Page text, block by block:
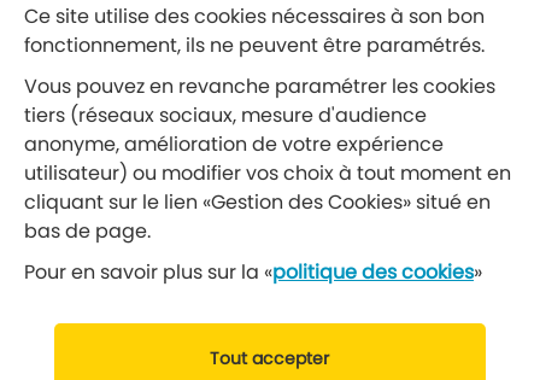
Réseaux sociaux
Suivez-nous
Retrouvez nous sur Facebook
Ce site utilise des cookies nécessaires à son bon
fonctionnement, ils ne peuvent être paramétrés.
Vous pouvez en revanche paramétrer les cookies
tiers (réseaux sociaux, mesure d'audience
anonyme, amélioration de votre expérience
utilisateur) ou modifier vos choix à tout moment en
cliquant sur le lien «Gestion des Cookies» situé en
bas de page.
Pour en savoir plus sur la «politique des cookies»
Tout accepter